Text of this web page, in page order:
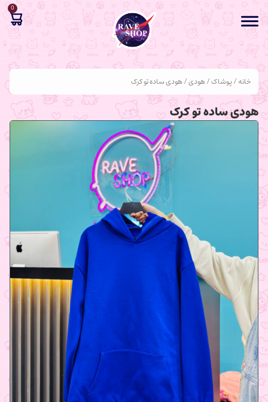
0
خانه/پوشاک/هودی/ هودی ساده تو کرک
هودی ساده تو کرک